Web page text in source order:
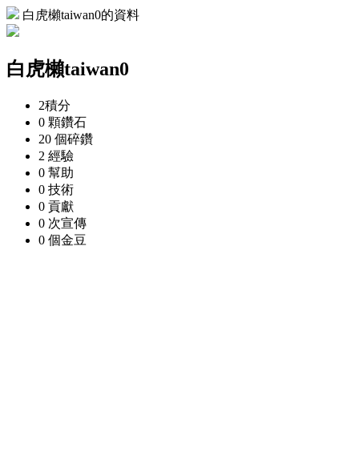
白虎櫴taiwan0的資料
白虎櫴taiwan0
2積分
0 顆鑽石
20 個碎鑽
2 經驗
0 幫助
0 技術
0 貢獻
0 次宣傳
0 個金豆